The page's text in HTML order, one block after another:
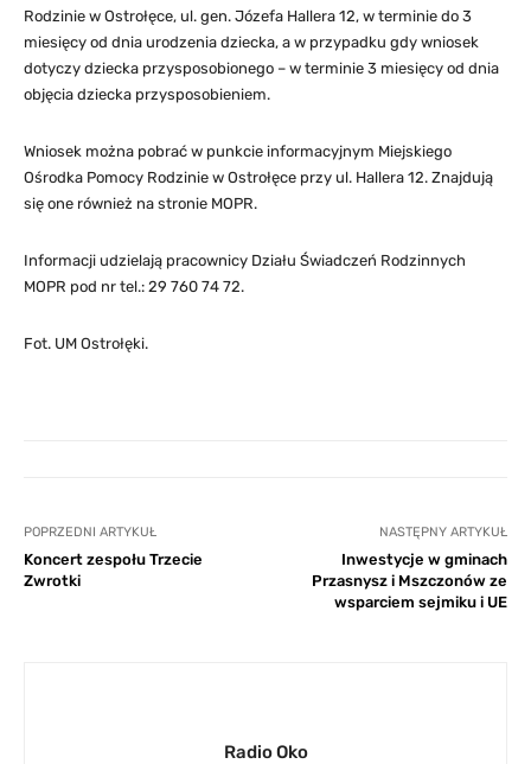
Rodzinie w Ostrołęce, ul. gen. Józefa Hallera 12, w terminie do 3
miesięcy od dnia urodzenia dziecka, a w przypadku gdy wniosek
dotyczy dziecka przysposobionego – w terminie 3 miesięcy od dnia
objęcia dziecka przysposobieniem.
Wniosek można pobrać w punkcie informacyjnym Miejskiego
Ośrodka Pomocy Rodzinie w Ostrołęce przy ul. Hallera 12. Znajdują
się one również na stronie MOPR.
Informacji udzielają pracownicy Działu Świadczeń Rodzinnych
MOPR pod nr tel.: 29 760 74 72.
Fot. UM Ostrołęki.
POPRZEDNI ARTYKUŁ
Koncert zespołu Trzecie
Zwrotki
NASTĘPNY ARTYKUŁ
Inwestycje w gminach
Przasnysz i Mszczonów ze
wsparciem sejmiku i UE
Radio Oko